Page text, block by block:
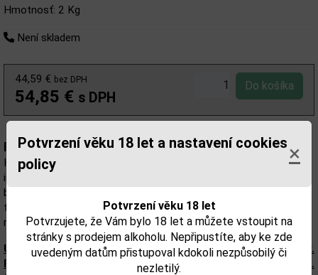
Potvrzení věku 18 let a nastavení cookies
policy
×
Potvrzení věku 18 let
Potvrzujete, že Vám bylo 18 let a můžete vstoupit na
stránky s prodejem alkoholu. Nepřipustíte, aby ke zde
uvedeným datům přistupoval kdokoli nezpůsobilý či
nezletilý.
Hmotnosť: 2 Kg
Není skladem
44,59 € bez DPH
54,85 € s DPH
Popis:
Hendrick's Amazonia je limitovaná edice oblíbeného ginu
inspirovaná exotickými příchutěmi Amazonie. Originální receptura
byla obohacena o jasné, tropické chuťové vlastnosti přirozené
flóry amazonské džungle, které doplňují původní chuť okurky a
růže.
Upozorňujeme, že tento produkt môže obsahovať alergény.
Presné zloženie a alergény sú k dispozícii na obale výrobku.